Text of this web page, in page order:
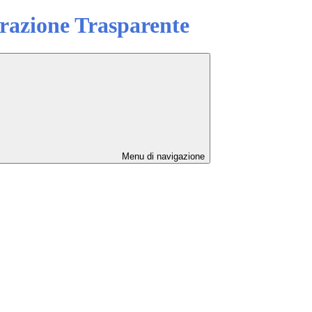
Trasparente
Menu di navigazione